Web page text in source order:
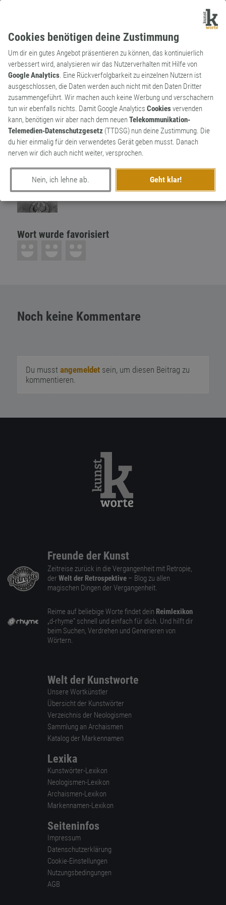
Cookies benötigen deine Zustimmung
Um dir ein gutes Angebot präsentieren zu können, das kontinuierlich
verbessert wird, analysieren wir das Nutzerverhalten mit Hilfe von
Google Analytics. Eine Rückverfolgbarkeit zu einzelnen Nutzern ist
ausgeschlossen, die Daten werden auch nicht mit den Daten Dritter
zusammengeführt. Wir machen auch keine Werbung und verschachern
tun wir ebenfalls nichts. Damit Google Analytics Cookiesvervenden
kann, benötigen wir aber nach dem neuenTelekommunikation-
Telemedien-Datenschutzgesetz (TTDSG) nun deine Zustimmung. Die
du hier einmalig für dein verwendetes Gerät geben musst. Danach
nerven wir dich auch nicht weiter, versprochen.
Nein, ich lehne ab. Geht klar!
Archaismus
Substantiv
Rabauke
Bezeichnet eine meist jüngere,männliche
Person die sich laut und gewaltorientiert
benimmt
3
erschaffen von
am 12. Januar 2019
Wort wurde favorisiert
Noch keine Kommentare
Du musst angemeldetsein, um diesen Beitrag zu
kommentieren.
Freunde der Kunst
Zeitreise zurück in die Vergangenheit mit Retropie,
der Welt der Retrospektive – Blog zu allen
magischen Dingen der Vergangenheit.
Reime auf beliebige Worte findet dein Reimlexikon
„d-rhyme” schnell und einfach für dich. Und hilft dir
beim Suchen, Verdrehen und Generieren von
Wörtern.
Welt der Kunstworte
Unsere Wortkünstler
Übersicht der Kunstwörter
Verzeichnis der Neologismen
Sammlung an Archaismen
Katalog der Markennamen
Lexika
Kunstwörter-Lexikon
Neologismen-Lexikon
Archaismen-Lexikon
Markennamen-Lexikon
Seiteninfos
Impressum
Datenschutzerklärung
Cookie-Einstellungen
Nutzungsbedingungen
AGB